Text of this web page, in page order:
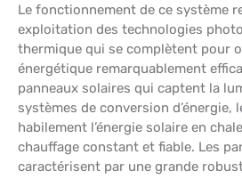
Le fonctionnement de ce système
exploitation des technologies
thermique qui se complètent pour
énergétique remarquablement
panneaux solaires qui captent la
systèmes de conversion
habilement l’énergie solaire en
chauffage constant et fiable. Les
caractérisent par une grande